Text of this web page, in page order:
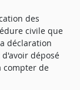
des
civile que
déclaration
déposé
compter de